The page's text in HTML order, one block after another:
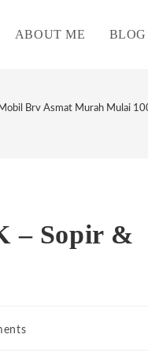
ABOUT ME BLOG
Brv Asmat Murah Mulai
– Sopir &